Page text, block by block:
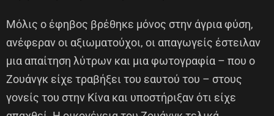
Μόλις ο έφηβος βρέθηκε μόνος στην άγρια φύση,
ανέφεραν οι αξιωματούχοι, οι απαγωγείς έστειλαν
μια απαίτηση λύτρων και μια φωτογραφία – που ο
Ζουάνγκ είχε τραβήξει του εαυτού του – στους
γονείς του στην Κίνα και υποστήριξαν ότι είχε